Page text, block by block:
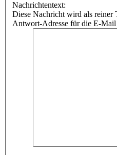
Nachrichtentext:
Diese Nachricht wird als
Antwort-Adresse für die E-